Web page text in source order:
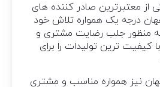
از معتبرترین صادر کننده های
درجه یک همواره تلاش خود
به منظور جلب رضایت مشتری و
کیفیت ترین تولیدات را برای
نیز همواره مناسب و مشتری